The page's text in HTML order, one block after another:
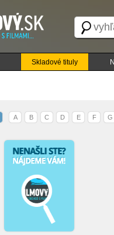
Skladové tituly
A B C D E F G